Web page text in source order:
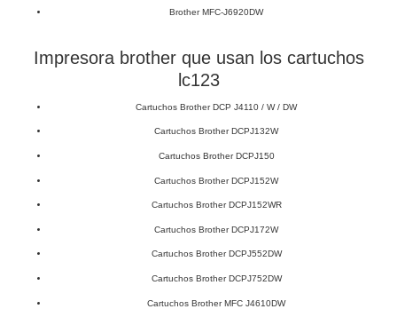
Brother MFC-J6920DW
Impresora brother que usan los cartuchos
lc123
Cartuchos Brother DCP J4110 / W / DW
Cartuchos Brother DCPJ132W
Cartuchos Brother DCPJ150
Cartuchos Brother DCPJ152W
Cartuchos Brother DCPJ152WR
Cartuchos Brother DCPJ172W
Cartuchos Brother DCPJ552DW
Cartuchos Brother DCPJ752DW
Cartuchos Brother MFC J4610DW